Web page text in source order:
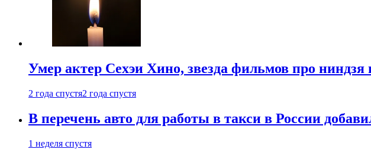
Умер актер Сехэи Хино, звезда фильмов про ниндзя
2 года спустя2 года спустя
В перечень авто для работы в такси в России
1 неделя спустя